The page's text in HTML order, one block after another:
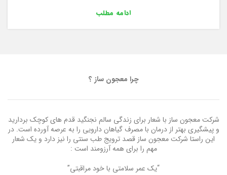
ادامه مطلب
چرا معجون ساز ؟
شرکت معجون ساز با شعار برای زندگی سالم نجنگید قدم های کوچک بردارید
و پیشگیری بهتر از درمان با مصرف گیاهان دارویی را به عرصه آورده است. در
این راستا شرکت معجون ساز قصد ترویج طب سنتی را نیز دارد و یک شعار
مهم را برای همه آرزومند است :
“یک عمر سلامتی با خود مراقبتی”